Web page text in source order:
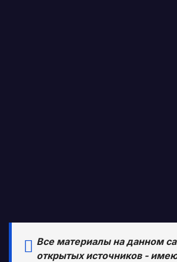
Все материалы на данном
открытых источников -